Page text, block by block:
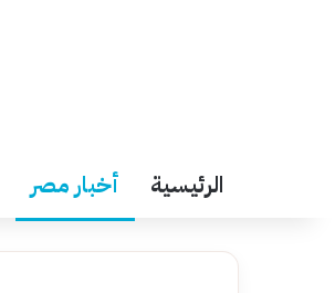
الرئيسية أخبار مصر